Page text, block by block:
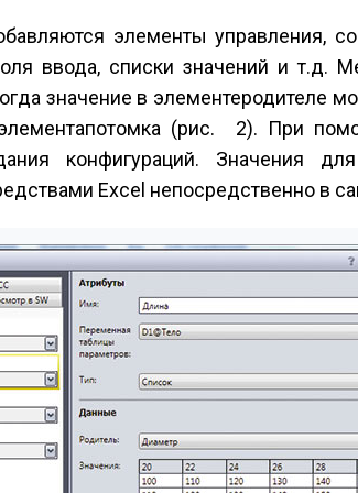
элементы управления,
ввода, списки значений и т.д.
значение в элементе­родителе
(рис. 2). При
конфигураций. Значения
Excel непосредственно в